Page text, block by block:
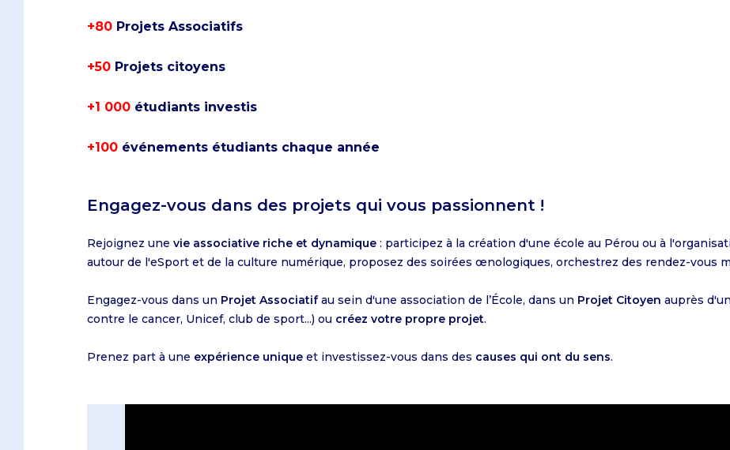
+80 Projets Associatifs
+50 Projets citoyens
+1 000 étudiants investis
+100 événements étudiants chaque année
Engagez-vous dans des projets qui vous passionnent !
Rejoignez une vie associative riche et dynamique : participez à la création d'une école au Pérou ou à
autour de l'eSport et de la culture numérique, proposez des soirées œnologiques, orchestrez des rendez-vous
Engagez-vous dans un Projet Associatifau sein d'une association de l’École, dans un Projet Citoyen auprès
contre le cancer, Unicef, club de sport...) ou créez votre propre projet.
Prenez part à une expérience unique et investissez-vous dans des causes qui ont du sens.